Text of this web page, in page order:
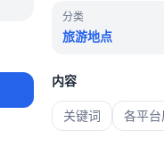
分类
旅游地点
内容
关键词 各平